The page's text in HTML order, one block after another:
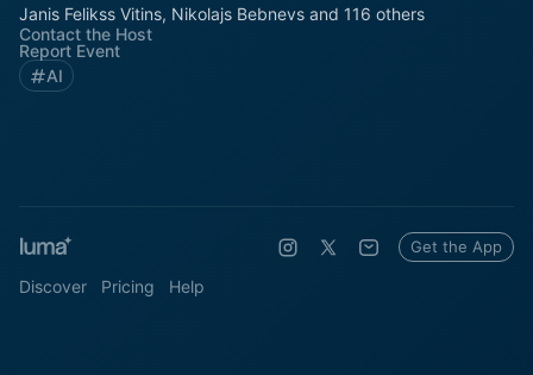
Janis Felikss Vitins, Nikolajs Bebnevs and 116 others
Contact the Host
Report Event
AI
Discover Pricing Help
Get the App